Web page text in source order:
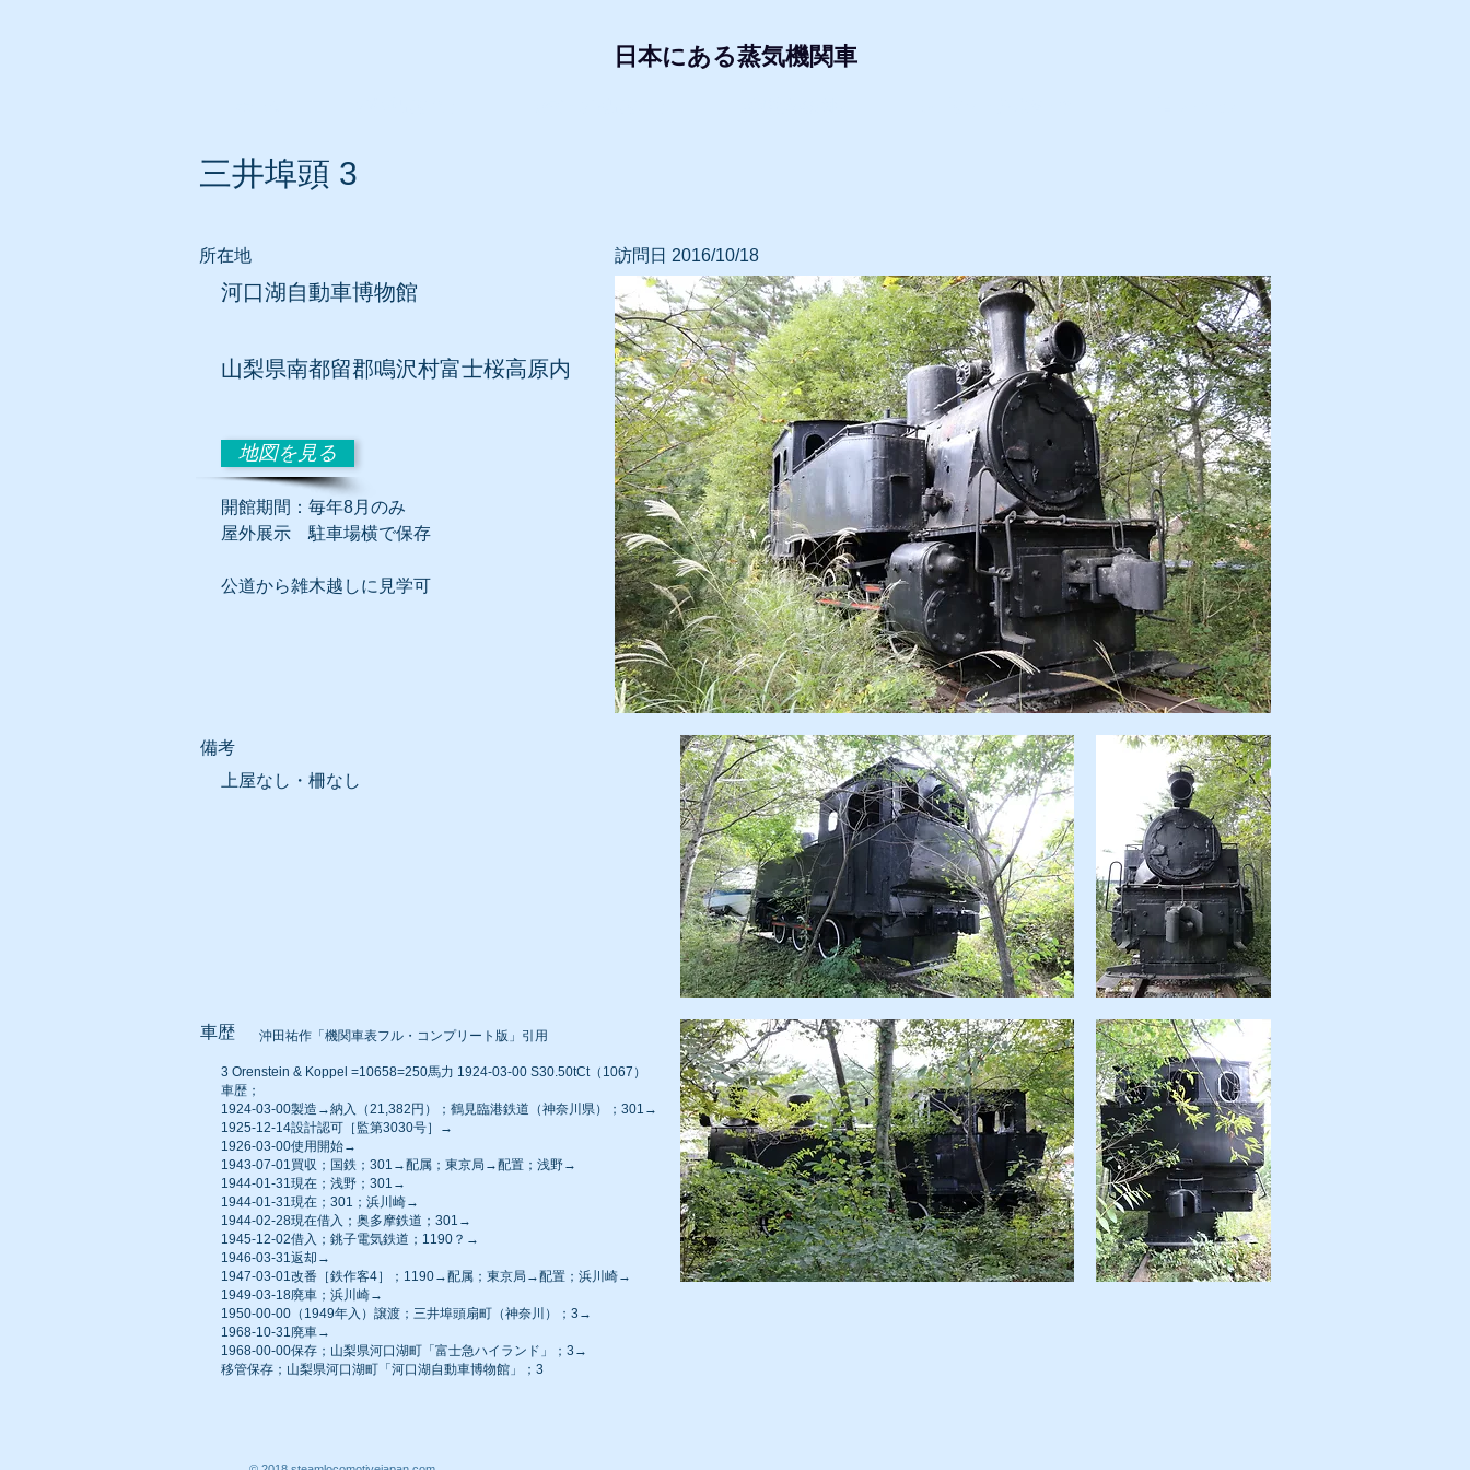
日本にある蒸気機関車
三井埠頭 3
所在地
河口湖自動車博物館
山梨県南都留郡鳴沢村富士桜高原内
地図を見る
開館期間：毎年8月のみ
屋外展示 駐車場横で保存
公道から雑木越しに見学可
訪問日 2016/10/18
​備考
上屋なし・柵なし
車歴 沖田祐作「機関車表フル・コンプリート版」引用
3 Orenstein & Koppel =10658=250馬力 1924-03-00 S30.50tCt（1067）
車歴；
1924-03-00製造→納入（21,382円）；鶴見臨港鉄道（神奈川県）；301→
1925-12-14設計認可［監第3030号］→
1926-03-00使用開始→
1943-07-01買収；国鉄；301→配属；東京局→配置；浅野→
1944-01-31現在；浅野；301→
1944-01-31現在；301；浜川崎→
1944-02-28現在借入；奥多摩鉄道；301→
1945-12-02借入；銚子電気鉄道；1190？→
1946-03-31返却→
1947-03-01改番［鉄作客4］；1190→配属；東京局→配置；浜川崎→
1949-03-18廃車；浜川崎→
1950-00-00（1949年入）譲渡；三井埠頭扇町（神奈川）；3→
1968-10-31廃車→
1968-00-00保存；山梨県河口湖町「富士急ハイランド」；3→
移管保存；山梨県河口湖町「河口湖自動車博物館」；3